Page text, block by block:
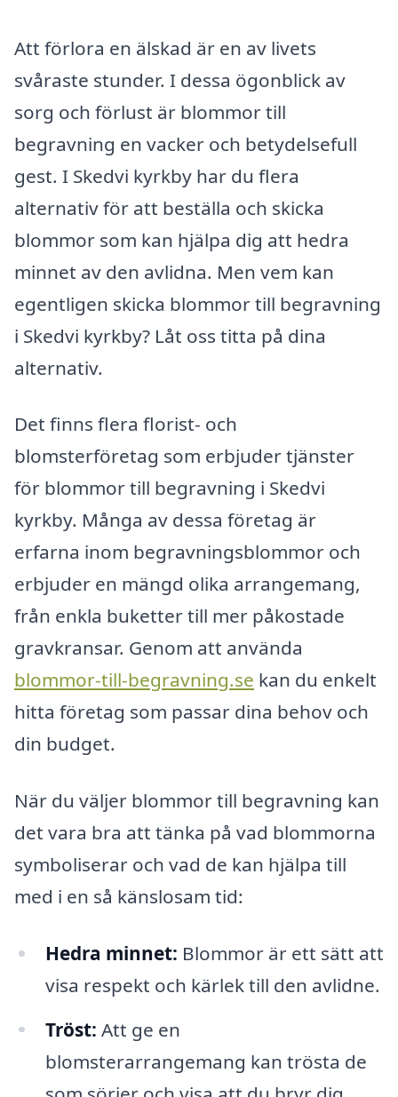
Att förlora en älskad är en av livets
svåraste stunder. I dessa ögonblick av
sorg och förlust är blommor till
begravning en vacker och betydelsefull
gest. I Skedvi kyrkby har du flera
alternativ för att beställa och skicka
blommor som kan hjälpa dig att hedra
minnet av den avlidna. Men vem kan
egentligen skicka blommor till begravning
i Skedvi kyrkby? Låt oss titta på dina
alternativ.
Det finns flera florist- och
blomsterföretag som erbjuder tjänster
för blommor till begravning i Skedvi
kyrkby. Många av dessa företag är
erfarna inom begravningsblommor och
erbjuder en mängd olika arrangemang,
från enkla buketter till mer påkostade
gravkransar. Genom att använda
blommor-till-begravning.se kan du enkelt
hitta företag som passar dina behov och
din budget.
När du väljer blommor till begravning kan
det vara bra att tänka på vad blommorna
symboliserar och vad de kan hjälpa till
med i en så känslosam tid:
Hedra minnet: Blommor är ett sätt att
visa respekt och kärlek till den avlidne.
Tröst: Att ge en
blomsterarrangemang kan trösta de